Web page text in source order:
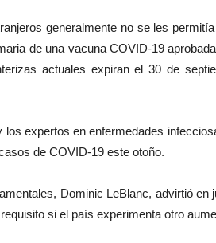
generalmente no se les
de una vacuna COVID-19
actuales expiran el 30 de
los expertos en enfermedades
de COVID-19 este otoño.
Dominic LeBlanc, advirtió en
si el país experimenta otro